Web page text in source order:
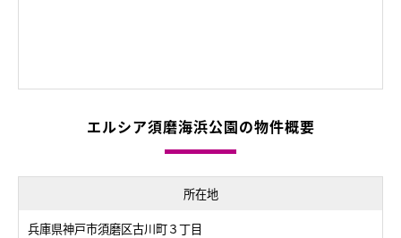
エルシア須磨海浜公園の物件概要
所在地
兵庫県神戸市須磨区古川町３丁目